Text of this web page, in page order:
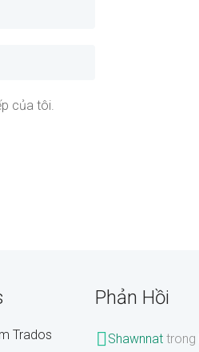
của tôi.
Trados
Phản Hồi
Shawnnat trong